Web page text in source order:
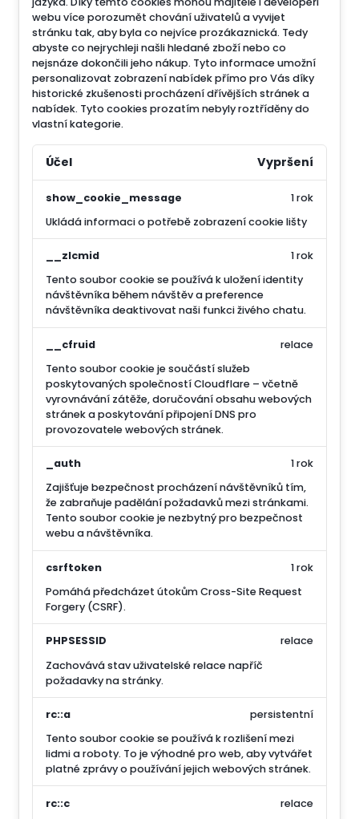
webu více porozumět chování uživatelů a vyvijet
stránku tak, aby byla co nejvíce prozákaznická. Tedy
abyste co nejrychleji našli hledané zboží nebo co
nejsnáze dokončili jeho nákup. Tyto informace umožní
personalizovat zobrazení nabídek přímo pro Vás díky
historické zkušenosti procházení dřívějších stránek a
nabídek. Tyto cookies prozatím nebyly roztříděny do
vlastní kategorie.
Účel Vypršení
show_cookie_message
Ukládá informaci o potřebě zobrazení cookie lišty
1 rok
__zlcmid
Tento soubor cookie se používá k uložení identity
návštěvníka během návštěv a preference
návštěvníka deaktivovat naši funkci živého chatu.
1 rok
__cfruid
Tento soubor cookie je součástí služeb
poskytovaných společností Cloudflare – včetně
vyrovnávání zátěže, doručování obsahu webových
stránek a poskytování připojení DNS pro
provozovatele webových stránek.
relace
_auth
Zajišťuje bezpečnost procházení návštěvníků tím,
že zabraňuje padělání požadavků mezi stránkami.
Tento soubor cookie je nezbytný pro bezpečnost
webu a návštěvníka.
1 rok
csrftoken
Pomáhá předcházet útokům Cross-Site Request
Forgery (CSRF).
1 rok
PHPSESSID
Zachovává stav uživatelské relace napříč
požadavky na stránky.
relace
rc::a
Tento soubor cookie se používá k rozlišení mezi
lidmi a roboty. To je výhodné pro web, aby vytvářet
platné zprávy o používání jejich webových stránek.
persistentní
rc::c
relace